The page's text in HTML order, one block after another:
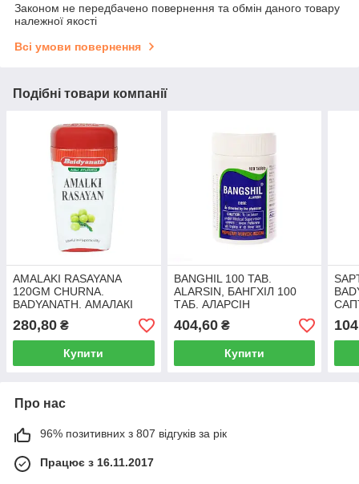
Законом не передбачено повернення та обмін даного товару
належної якості
Всі умови повернення
Подібні товари компанії
AMALAKI RASAYANA
120GM CHURNA.
BADYANATH. АМАЛАКІ
РАСАЯНА 120ГР. ЧУРНА.
БАДЬЯНАТХ
280,80 ₴
Купити
BANGHIL 100 TAB.
ALARSIN, БАНГХІЛ 100
ТАБ. АЛАРСІН
404,60₴
Купити
Про нас
96% позитивних з 807 відгуків за рік
Працює з 16.11.2017